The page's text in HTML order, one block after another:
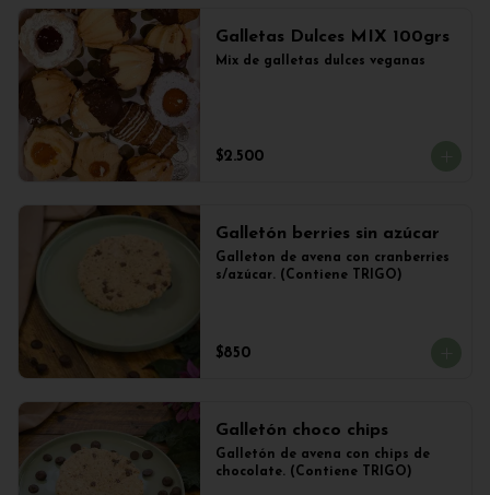
Galletas Dulces MIX 100grs
Mix de galletas dulces veganas
$2.500
Galletón berries sin azúcar
Galleton de avena con cranberries
s/azúcar. (Contiene TRIGO)
$850
Galletón choco chips
Galletón de avena con chips de
chocolate. (Contiene TRIGO)